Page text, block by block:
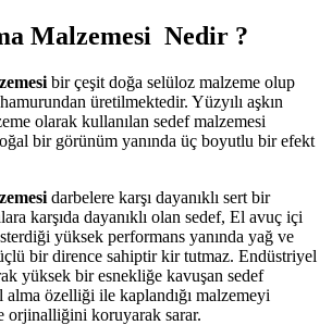
Malzemesi Nedir ?
bir çeşit doğa selüloz malzeme olup
üretilmektedir. Yüzyılı aşkın
olarak kullanılan sedef malzemesi
bir görünüm yanında üç boyutlu bir efekt
darbelere karşı dayanıklı sert bir
karşıda dayanıklı olan sedef, El avuç içi
yüksek performans yanında yağ ve
bir dirence sahiptir kir tutmaz. Endüstriyel
yüksek bir esnekliğe kavuşan sedef
özelliği ile kaplandığı malzemeyi
orjinalliğini koruyarak sarar.